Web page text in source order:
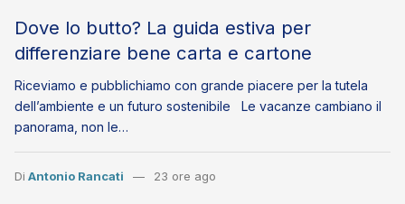
Dove lo butto? La guida estiva per
differenziare bene carta e cartone
Riceviamo e pubblichiamo con grande piacere per la tutela
dell’ambiente e un futuro sostenibile Le vacanze cambiano il
panorama, non le…
Di Antonio Rancati 23 ore ago